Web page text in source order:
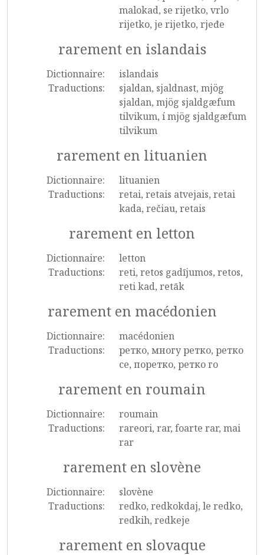
malokad, se rijetko, vrlo
rijetko, je rijetko, rjeđe
rarement en islandais
Dictionnaire:
islandais
Traductions:
sjaldan, sjaldnast, mjög
sjaldan, mjög sjaldgæfum
tilvikum, í mjög sjaldgæfum
tilvikum
rarement en lituanien
Dictionnaire:
lituanien
Traductions:
retai, retais atvejais, retai
kada, rečiau, retais
rarement en letton
Dictionnaire:
letton
Traductions:
reti, retos gadījumos, retos,
reti kad, retāk
rarement en macédonien
Dictionnaire:
macédonien
Traductions:
ретко, многу ретко, ретко
се, поретко, ретко го
rarement en roumain
Dictionnaire:
roumain
Traductions:
rareori, rar, foarte rar, mai
rar
rarement en slovène
Dictionnaire:
slovène
Traductions:
redko, redkokdaj, le redko,
redkih, redkeje
rarement en slovaque